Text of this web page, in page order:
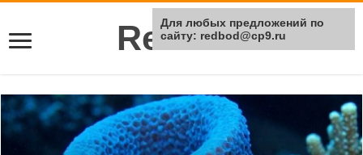
Rei Red
Для любых предложений по
сайту: redbod@cp9.ru